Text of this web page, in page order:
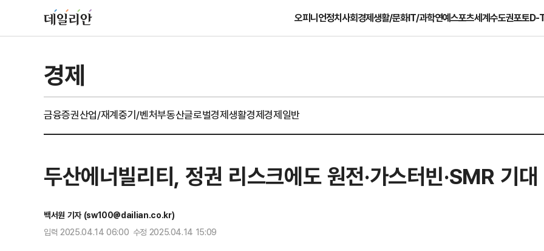
오피니언정치사회경제생활/문화IT/과학연예스포츠세계수도권포토D-
경제
금융증권산업/재계중기/벤처부동산글로벌경제생활경제경제일반
두산에너빌리티, 정권 리스크에도 원전·가스터빈·SMR 기대
백서원 기자 (sw100@dailian.co.kr)
입력 2025.04.14 06:00 수정 2025.04.14 15:09